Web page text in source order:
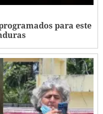
para este